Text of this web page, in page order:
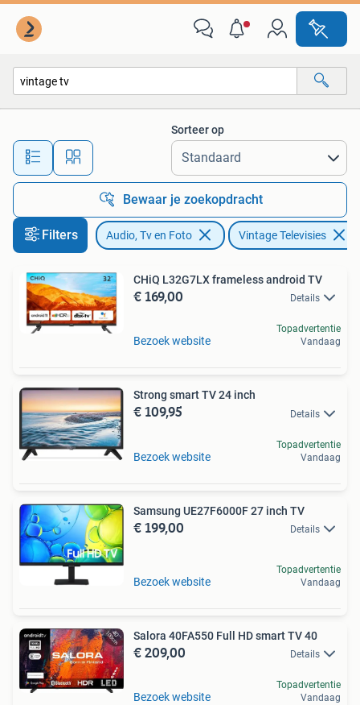
Alle afstanden…
Sorteer op
Bewaar je zoekopdracht
Filters Audio, Tv en Foto Vintage Televisies
CHiQ L32G7LX frameless android TV
€ 169,00 Details
Bezoek website
Topadvertentie
Vandaag
Strong smart TV 24 inch
€ 109,95 Details
Bezoek website
Topadvertentie
Vandaag
Samsung UE27F6000F 27 inch TV
€ 199,00 Details
Bezoek website
Topadvertentie
Vandaag
Salora 40FA550 Full HD smart TV 40
€ 209,00 Details
Bezoek website
Topadvertentie
Vandaag